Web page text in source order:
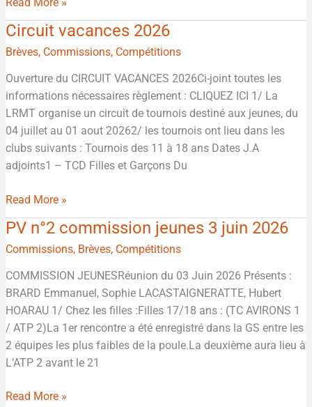
Read More »
Circuit vacances 2026
Brèves, Commissions, Compétitions
Ouverture du CIRCUIT VACANCES 2026Ci-joint toutes les
informations nécessaires règlement : CLIQUEZ ICI 1/ La
LRMT organise un circuit de tournois destiné aux jeunes, du
04 juillet au 01 aout 20262/ les tournois ont lieu dans les
clubs suivants : Tournois des 11 à 18 ans Dates J.A
adjoints1 – TCD Filles et Garçons Du
Circuit
vacances
Read More »
PV n°2 commission jeunes 3 juin 2026
Commissions, Brèves, Compétitions
COMMISSION JEUNESRéunion du 03 Juin 2026 Présents :
BRARD Emmanuel, Sophie LACASTAIGNERATTE, Hubert
HOARAU 1/ Chez les filles :Filles 17/18 ans : (TC AVIRONS 1
/ ATP 2)La 1er rencontre a été enregistré dans la GS entre les
2 équipes les plus faibles de la poule.La deuxième aura lieu à
L’ATP 2 avant le 21
PV
n°2
jeunes
3
juin
2026
Read More »